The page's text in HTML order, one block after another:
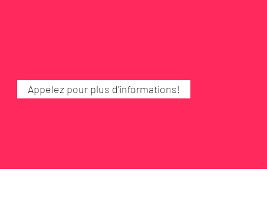
Appelez pour plus d'informations!